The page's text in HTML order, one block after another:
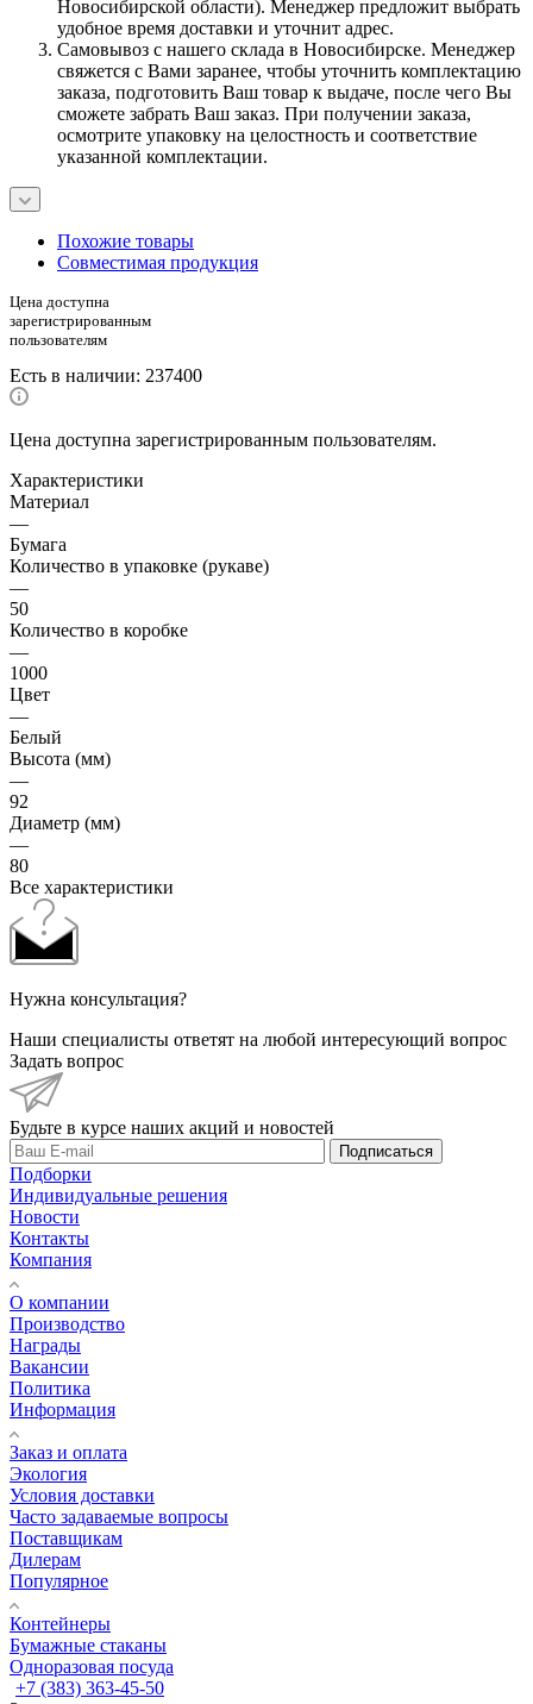
Новосибирской области). Менеджер предложит выбрать
удобное время доставки и уточнит адрес.
Самовывоз с нашего склада в Новосибирске. Менеджер
свяжется с Вами заранее, чтобы уточнить комплектацию
заказа, подготовить Ваш товар к выдаче, после чего Вы
сможете забрать Ваш заказ. При получении заказа,
осмотрите упаковку на целостность и соответствие
указанной комплектации.
Похожие товары
Совместимая продукция
Цена доступна
зарегистрированным
пользователям
Есть в наличии: 237400
Цена доступна зарегистрированным пользователям.
Характеристики
Материал
—
Бумага
Количество в упаковке (рукаве)
—
50
Количество в коробке
—
1000
Цвет
—
Белый
Высота (мм)
—
92
Диаметр (мм)
—
80
Все характеристики
Нужна консультация?
Наши специалисты ответят на любой интересующий вопрос
Задать вопрос
Будьте в курсе наших акций и новостей
Подписаться
Подборки
Индивидуальные решения
Новости
Контакты
Компания
О компании
Производство
Награды
Вакансии
Политика
Информация
Заказ и оплата
Экология
Условия доставки
Часто задаваемые вопросы
Поставщикам
Дилерам
Популярное
Контейнеры
Бумажные стаканы
Одноразовая посуда
+7 (383) 363-45-50